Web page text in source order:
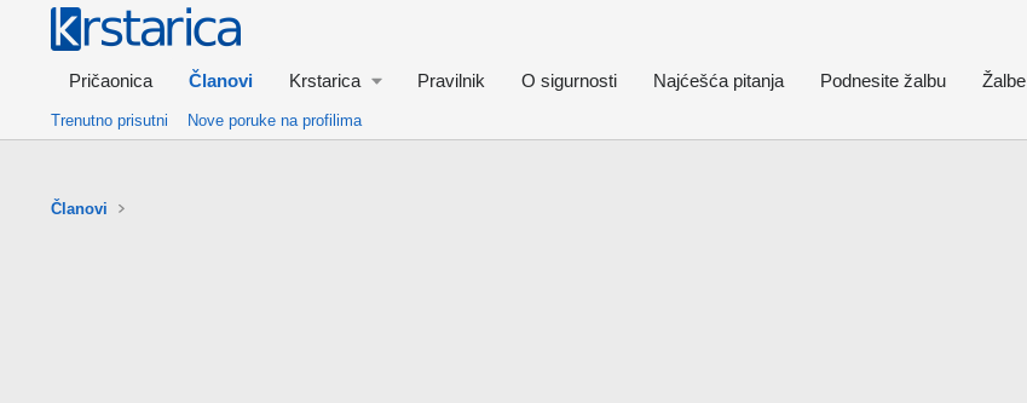
Pričaonica Članovi Krstarica Pravilnik O sigurnosti Najćešća pitanja Podnesite žalbu Žalbe
Trenutno prisutni Nove poruke na profilima
Članovi